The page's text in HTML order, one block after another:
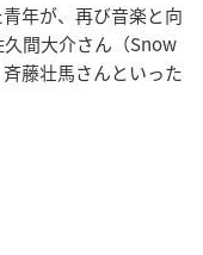
年が、再び音楽と向
久間大介さん（Snow
藤壮馬さんといった